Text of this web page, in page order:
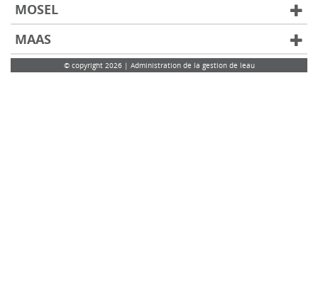
MOSEL
MAAS
© copyright 2026 | Administration de la gestion de leau